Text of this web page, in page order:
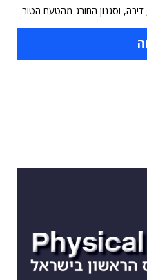
וסגנון החורג מהטעם הטוב